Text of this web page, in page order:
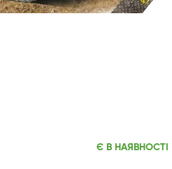
Є В НАЯВНОСТІ